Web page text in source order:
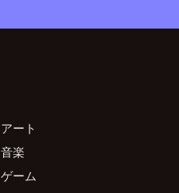
アート
音楽
ゲーム